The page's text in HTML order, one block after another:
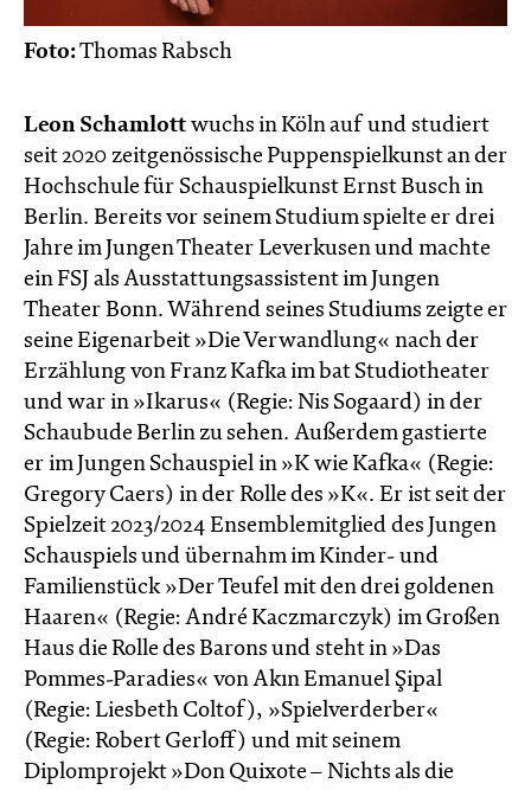
Foto:Thomas Rabsch
Leon Schamlott wuchs in Köln auf und studiert
seit 2020 zeitgenössische Puppenspielkunst an der
Hochschule für Schauspielkunst Ernst Busch in
Berlin. Bereits vor seinem Studium spielte er drei
Jahre im Jungen Theater Leverkusen und machte
ein FSJ als Ausstattungsassistent im Jungen
Theater Bonn. Während seines Studiums zeigte er
seine Eigenarbeit »Die Verwandlung« nach der
Erzählung von Franz Kafka im bat Studiotheater
und war in »Ikarus« (Regie: Nis Sogaard) in der
Schaubude Berlin zu sehen. Außerdem gastierte
er im Jungen Schauspiel in »K wie Kafka« (Regie:
Gregory Caers) in der Rolle des »K«. Er ist seit der
Spielzeit 2023/2024 Ensemblemitglied des Jungen
Schauspiels und übernahm im Kinder- und
Familienstück »Der Teufel mit den drei goldenen
Haaren« (Regie: André Kaczmarczyk) im Großen
Haus die Rolle des Barons und steht in »Das
Pommes-Paradies« von Akın Emanuel Şipal
(Regie: Liesbeth Coltof), »Spielverderber«
(Regie: Robert Gerloff) und mit seinem
Diplomprojekt »Don Quixote – Nichts als die